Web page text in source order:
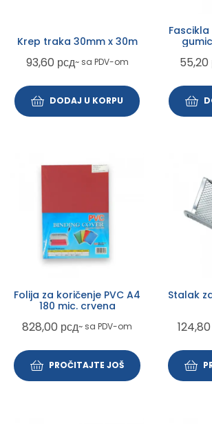
Krep traka 30mm x 30m
93,60 рсд~ sa PDV-om
DODAJ U KORPU
55,20
Folija za koričenje PVC A4
180 mic. crvena
828,00 рсд~ sa PDV-om
PROČITAJTE JOŠ
Stalak
124,80